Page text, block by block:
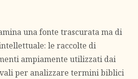
una fonte trascurata ma di
le raccolte di
ampiamente utilizzati dai
per analizzare termini biblici